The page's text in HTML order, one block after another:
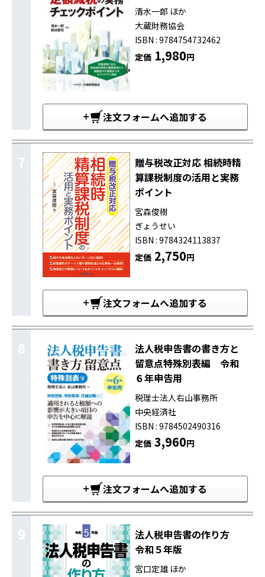
清水一郎 ほか
大蔵財務協会
ISBN : 9784754732462
定価1,980円
注文フォームへ追加する
7
贈与税改正対応 相続時精
算課税制度の活用と実務
ポイント
宮森俊樹
ぎょうせい
ISBN : 9784324113837
定価2,750円
注文フォームへ追加する
8
法人税申告書の書き方と
留意点特殊別表編 令和
６年申告用
税理士法人右山事務所
中央経済社
ISBN : 9784502490316
定価3,960円
注文フォームへ追加する
9
法人税申告書の作り方
令和５年版
宮口定雄 ほか